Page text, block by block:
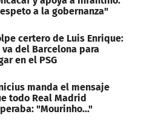
a la gobernanza"
certero de Luis Enrique:
va del Barcelona para
en el PSG
manda el mensaje
todo Real Madrid
"Mourinho..."